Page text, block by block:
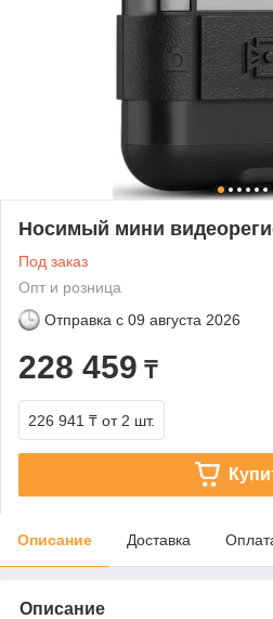
Носимый мини
Под заказ
Опт и розница
Отправка с 09 августа 2026
228 459 ₸
226 941 ₸ от 2 шт.
Описание Доставка
Описание